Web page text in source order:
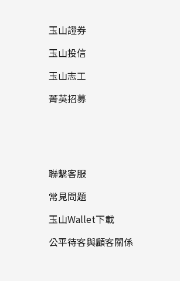
玉山證券
玉山投信
玉山志工
菁英招募
聯繫客服
常見問題
玉山Wallet下載
公平待客與顧客關係